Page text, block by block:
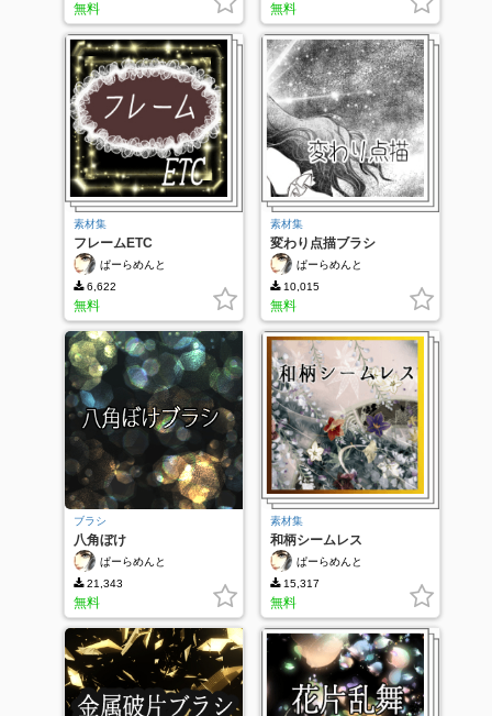
無料 無料
素材集
フレームETC
ぱーらめんと
6,622
無料
素材集
変わり点描ブラシ
ぱーらめんと
10,015
無料
ブラシ
八角ぼけ
ぱーらめんと
21,343
無料
素材集
和柄シームレス
ぱーらめんと
15,317
無料